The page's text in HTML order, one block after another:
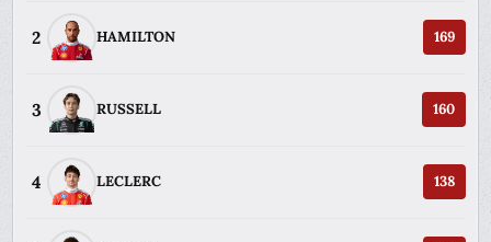
2 HAMILTON 169
3 RUSSELL 160
4 LECLERC 138